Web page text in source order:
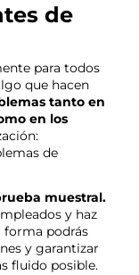
de
para todos
que hacen
tanto en
en los
de
muestral.
y haz
forma podrás
y garantizar
fluido posible.